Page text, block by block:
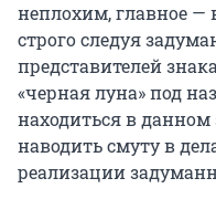
неплохим, главное —
строго следуя
представителей
«черная луна» под
находиться в данном
наводить смуту в
реализации